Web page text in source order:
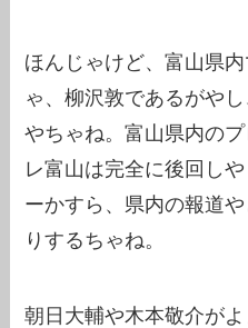
ほんじゃけど、富山県
ゃ、柳沢敦であるがや
やちゃね。富山県内の
レ富山は完全に後回し
ーかすら、県内の報道
りするちゃね。
朝日大輔や木本敬介が